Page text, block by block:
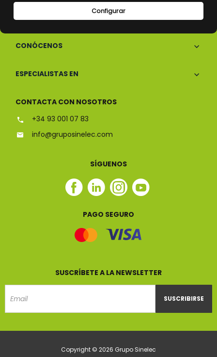
Configurar
CONÓCENOS
ESPECIALISTAS EN
CONTACTA CON NOSOTROS
+34 93 001 07 83
info@gruposinelec.com
SÍGUENOS
Facebook
Linkedin
Instagram
Youtube
PAGO SEGURO
SUSCRÍBETE A LA NEWSLETTER
SUSCRIBIRSE
Copyright © 2026 Grupo Sinelec